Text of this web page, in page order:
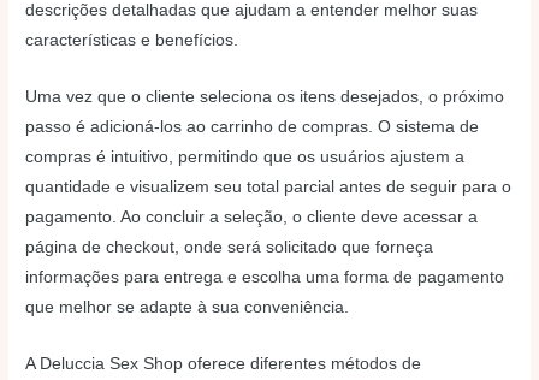
descrições detalhadas que ajudam a entender melhor suas
características e benefícios.
Uma vez que o cliente seleciona os itens desejados, o próximo
passo é adicioná-los ao carrinho de compras. O sistema de
compras é intuitivo, permitindo que os usuários ajustem a
quantidade e visualizem seu total parcial antes de seguir para o
pagamento. Ao concluir a seleção, o cliente deve acessar a
página de checkout, onde será solicitado que forneça
informações para entrega e escolha uma forma de pagamento
que melhor se adapte à sua conveniência.
A Deluccia Sex Shop oferece diferentes métodos de